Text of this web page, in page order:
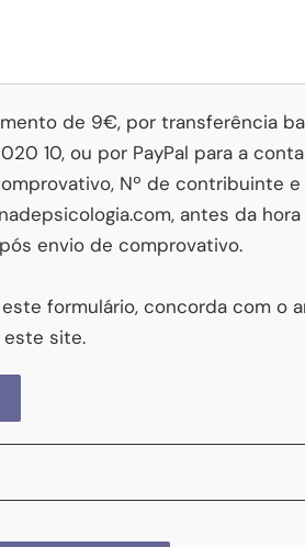
de 9€, por transferência
10, ou por PayPal para a
Nº de contribuinte
antes da
envio de comprovativo.
formulário, concorda com o
site.